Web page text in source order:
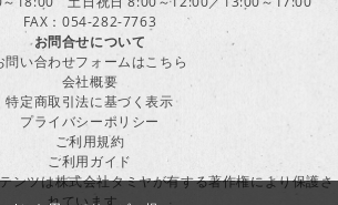
FAX：054-282-7763
お問合せについて
問い合わせフォームはこちら
会社概要
特定商取引法に基づく表示
プライバシーポリシー
ご利用規約
ご利用ガイド
ンツは株式会社タミヤが有する著作権により保護さ
れています。